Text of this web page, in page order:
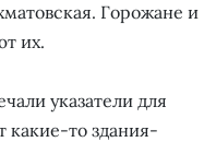
Горожане и
их.
указатели для
какие-то здания-